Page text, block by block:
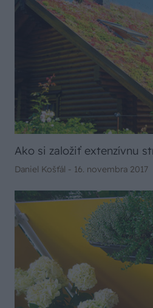
Ako si založiť extenzívnu
Daniel Košťál - 16. novembra 2017